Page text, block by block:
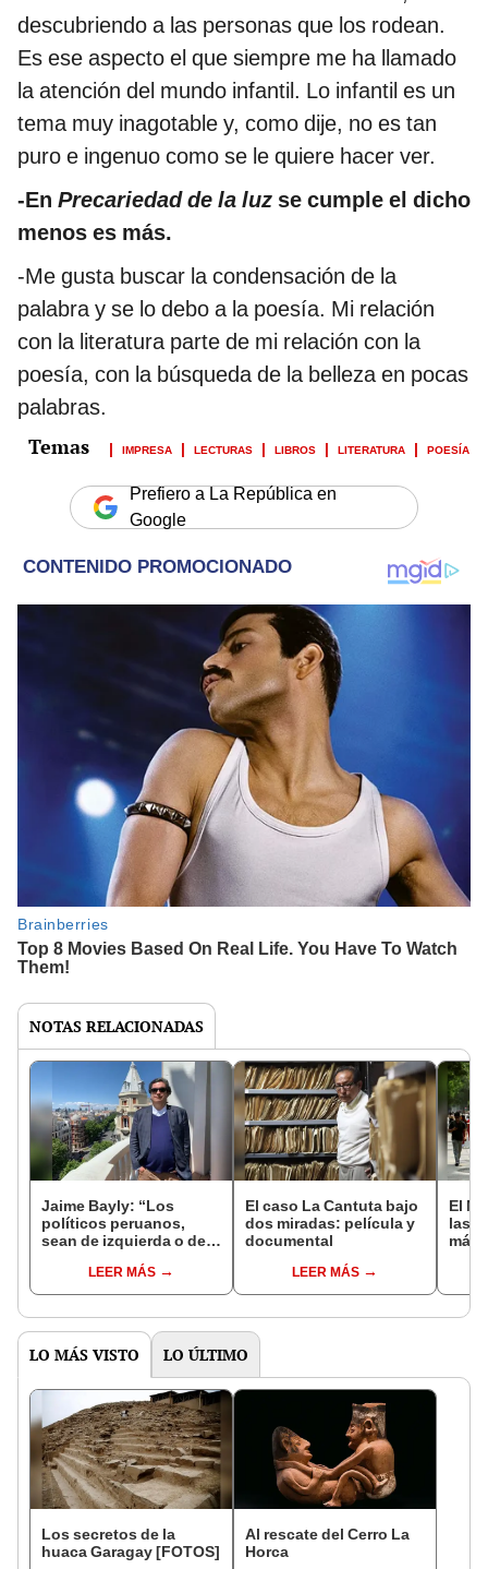
descubriendo a las personas que los rodean.
Es ese aspecto el que siempre me ha llamado
la atención del mundo infantil. Lo infantil es un
tema muy inagotable y, como dije, no es tan
puro e ingenuo como se le quiere hacer ver.
-En Precariedad de la luz se cumple el dicho
menos es más.
-Me gusta buscar la condensación de la
palabra y se lo debo a la poesía. Mi relación
con la literatura parte de mi relación con la
poesía, con la búsqueda de la belleza en pocas
palabras.
IMPRESA LECTURAS LIBROS LITERATURA POESÍA
Prefiero a La República en
Google
NOTAS RELACIONADAS
Jaime Bayly: “Los
políticos peruanos,
sean de izquierda o de
encuentran la manera
de decepcionarte”
LEER MÁS
El caso La Cantuta bajo
dos miradas: película y
documental
LEER MÁS
El
las
más
LO MÁS VISTO LO ÚLTIMO
Los secretos de la
huaca Garagay [FOTOS]
Al rescate del Cerro La
Horca